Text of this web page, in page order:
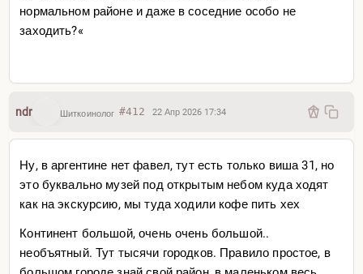
нормальном районе и даже в соседние особо не
заходить?«
ndr Шиткоинолог #412 22 Апр 2026 17:34
Ну, в аргентине нет фавел, тут есть только виша 31, но
это буквально музей под открытым небом куда ходят
как на экскурсию, мы туда ходили кофе пить хех
Континент большой, очень очень большой..
необъятный. Тут тысячи городков. Правило простое, в